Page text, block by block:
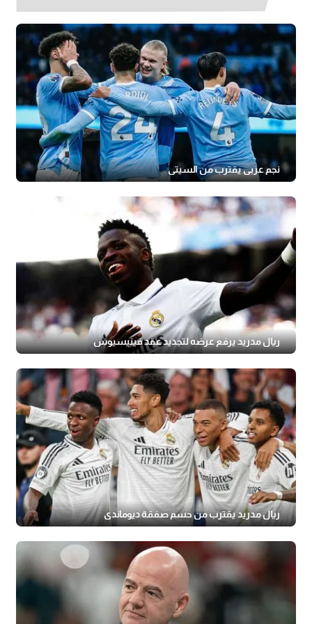
نجم عربي يقترب من السيتي
ريال مدريد يرفع عرضه لتجديد عقد فينيسيوس
ريال مدريد يقترب من حسم صفقة ديوماندي